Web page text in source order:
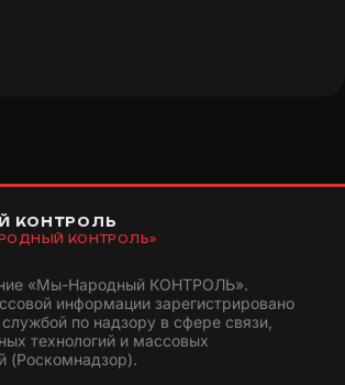
КОНТРОЛЬ
КОНТРОЛЬ»
«Мы-Народный КОНТРОЛЬ».
информации зарегистрировано
по надзору в сфере связи,
технологий и массовых
(Роскомнадзор).